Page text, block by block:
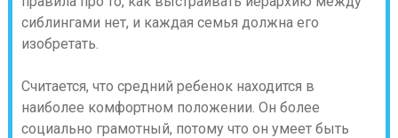
сиблингами нет, и каждая семья должна его
изобретать.
Считается, что средний ребенок находится в
наиболее комфортном положении. Он более
социально грамотный, потому что он умеет быть